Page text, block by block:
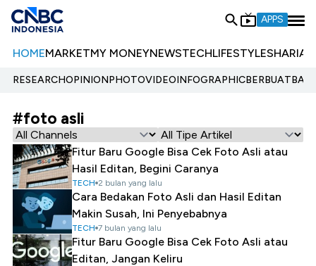
APPS
HOMEMARKETMY MONEYNEWSTECHLIFESTYLESHARIA
RESEARCHOPINIONPHOTOVIDEOINFOGRAPHIC
#foto asli
Fitur Baru Google Bisa Cek Foto Asli atau
Hasil Editan, Begini Caranya
TECH 2 bulan yang lalu
Cara Bedakan Foto Asli dan Hasil Editan
Makin Susah, Ini Penyebabnya
TECH 7 bulan yang lalu
Fitur Baru Google Bisa Cek Foto Asli atau
Editan, Jangan Keliru